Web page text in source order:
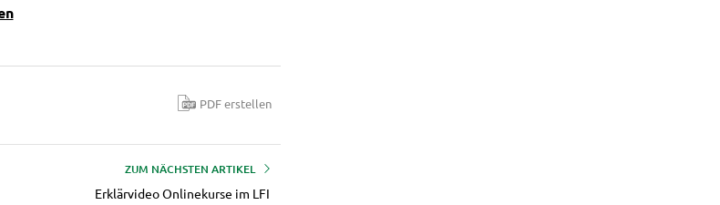
PDF erstellen
ZUM NÄCHSTEN ARTIKEL
Erklärvideo Onlinekurse im LFI